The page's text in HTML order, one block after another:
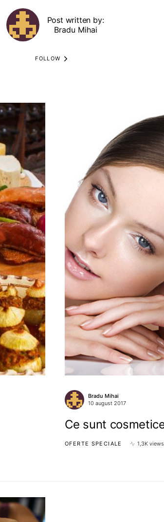
Post written by:
Bradu Mihai
FOLLOW
Bradu Mihai
10 august 2017
Ce sunt
OFERTE SPECIALE 1,3K views